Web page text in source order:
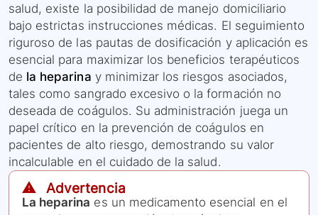
salud, existe la posibilidad de manejo domiciliario
bajo estrictas instrucciones médicas. El seguimiento
riguroso de las pautas de dosificación y aplicación es
esencial para maximizar los beneficios terapéuticos
de la heparina y minimizar los riesgos asociados,
tales como sangrado excesivo o la formación no
deseada de coágulos. Su administración juega un
papel crítico en la prevención de coágulos en
pacientes de alto riesgo, demostrando su valor
incalculable en el cuidado de la salud.
⚠️ Advertencia
La heparina es un medicamento esencial en el